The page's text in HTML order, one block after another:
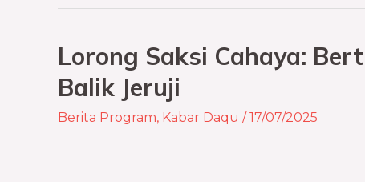
Lorong Saksi Cahaya:
Balik Jeruji
Berita Program, Kabar Daqu /17/07/2025
Lorong
Saksi
Cahaya:
Bertumbuhnya